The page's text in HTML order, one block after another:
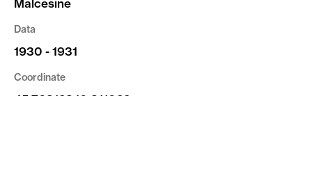
Malcesine
Data
1930 - 1931
Coordinate
45.763128,10.811029